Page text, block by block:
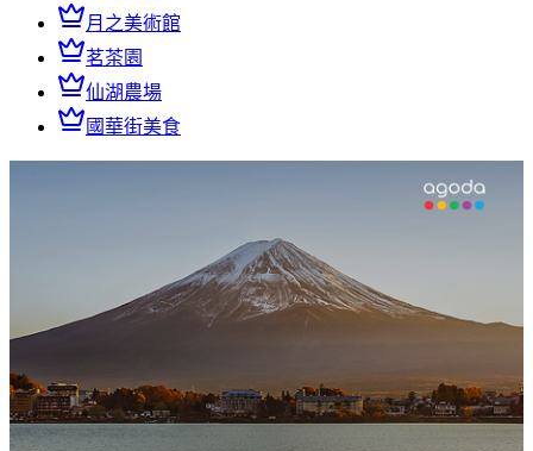
月之美術館
茗茶園
仙湖農場
國華街美食